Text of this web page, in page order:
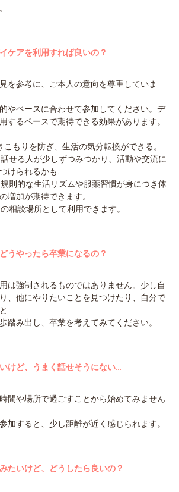
ケアを利用すれば良いの？
を参考に、ご本人の意向を尊重していま
やペースに合わせて参加してください。デ
するペースで期待できる効果があります。
こもりを防ぎ、生活の気分転換ができる。
せる人が少しずつみつかり、活動や交流に
けられるかも…
則的な生活リズムや服薬習慣が身につき体
増加が期待できます。
相談場所として利用できます。
うやったら卒業になるの？
は強制されるものではありません。少し自
、他にやりたいことを見つけたり、自分で
踏み出し、卒業を考えてみてください。
けど、うまく話せそうにない…
間や場所で過ごすことから始めてみません
加すると、少し距離が近く感じられます。
たいけど、どうしたら良いの？